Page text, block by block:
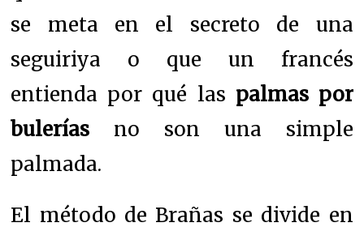
se meta en el secreto de una
seguiriya o que un francés
entienda por qué las palmas por
bulerías no son una simple
palmada.
El método de Brañas se divide en